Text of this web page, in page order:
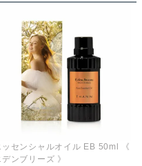
ッセンシャルオイル EB 50ml 《
デンブリーズ 》